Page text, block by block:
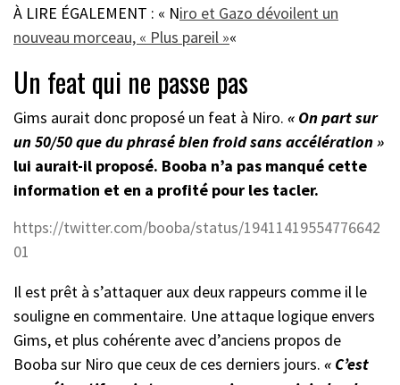
À LIRE ÉGALEMENT : « Niro et Gazo dévoilent un
nouveau morceau, « Plus pareil »«
Un feat qui ne passe pas
Gims aurait donc proposé un feat à Niro. « On part sur
un 50/50 que du phrasé bien froid sans accélération »
lui aurait-il proposé. Booba n’a pas manqué cette
information et en a profité pour les tacler.
https://twitter.com/booba/status/19411419554776642
01
Il est prêt à s’attaquer aux deux rappeurs comme il le
souligne en commentaire. Une attaque logique envers
Gims, et plus cohérente avec d’anciens propos de
Booba sur Niro que ceux de ces derniers jours. « C’est